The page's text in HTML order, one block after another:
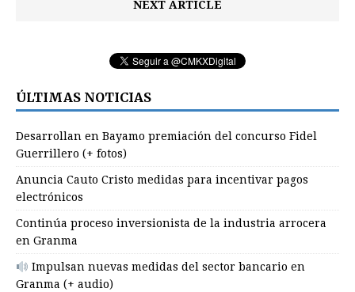
NEXT ARTICLE
ÚLTIMAS NOTICIAS
Desarrollan en Bayamo premiación del concurso Fidel
Guerrillero (+ fotos)
Anuncia Cauto Cristo medidas para incentivar pagos
electrónicos
Continúa proceso inversionista de la industria arrocera
en Granma
Impulsan nuevas medidas del sector bancario en
Granma (+ audio)